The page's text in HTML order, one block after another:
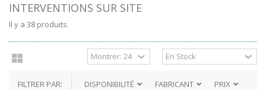
INTERVENTIONS SUR SITE
Il y a 38 produits.
FILTRER PAR: DISPONIBILITÉ FABRICANT PRIX